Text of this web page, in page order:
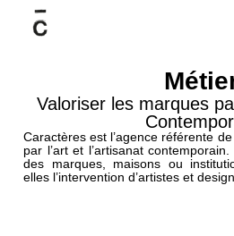
Valoriser les marques
Caractères est l’agence référente
par l’art et l’artisanat
des marques, maisons ou
elles l’intervention d’artistes et